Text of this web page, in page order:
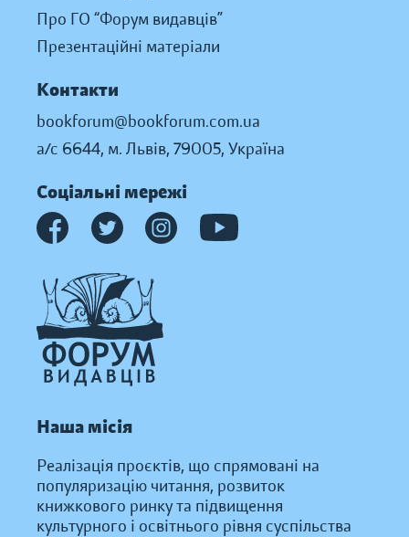
Про ГО “Форум видавців”
Презентаційні матеріали
Контакти
bookforum@bookforum.com.ua
а/с 6644, м. Львів, 79005, Україна
Соціальні мережі
Наша місія
Реалізація проєктів, що спрямовані на
популяризацію читання, розвиток
книжкового ринку та підвищення
культурного і освітнього рівня суспільства